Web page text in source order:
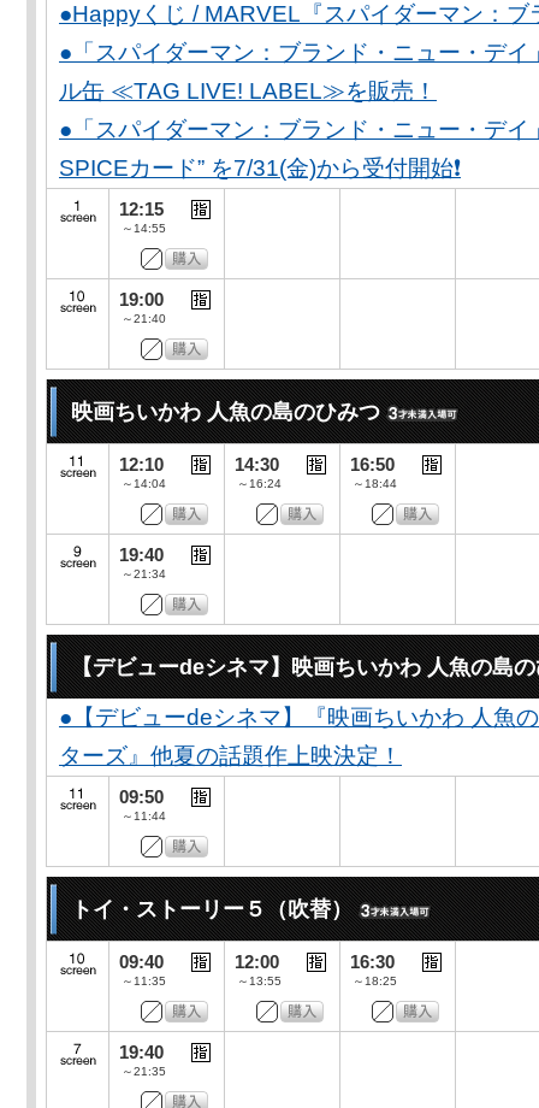
●Happyくじ / MARVEL『スパイダーマン：
●「スパイダーマン：ブランド・ニュー・デ
ル缶 ≪TAG LIVE! LABEL≫を販売！
●「スパイダーマン：ブランド・ニュー・デ
SPICEカード” を7/31(金)から受付開始❗️
12:15
～14:55
19:00
～21:40
映画ちいかわ 人魚の島のひみつ
12:10
～14:04
14:30
～16:24
16:50
～18:44
19:40
～21:34
【デビューdeシネマ】映画ちいかわ 人魚の島
●【デビューdeシネマ】『映画ちいかわ 人魚
ターズ』他夏の話題作上映決定！
09:50
～11:44
トイ・ストーリー５（吹替）
09:40
～11:35
12:00
～13:55
16:30
～18:25
19:40
～21:35